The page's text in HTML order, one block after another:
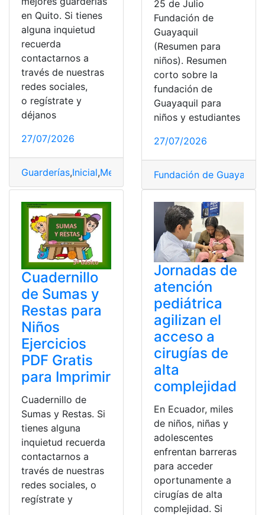
en Quito. Si tienes
alguna inquietud
recuerda
contactarnos a
través de nuestras
redes sociales,
o regístrate y
déjanos
27/07/2026
Guarderías,Inicial,Mejores Niños,Quito,Sectores
25 de Julio
Fundación de
Guayaquil
(Resumen para
niños). Resumen
corto sobre la
fundación de
Guayaquil para
niños y estudiantes
27/07/2026
Fundación de Guayaquil
Cuadernillo
de Sumas y
Restas para
Niños
Ejercicios
PDF Gratis
para Imprimir
Cuadernillo de
Sumas y Restas. Si
tienes alguna
inquietud recuerda
contactarnos a
través de nuestras
redes sociales, o
regístrate y
Jornadas de
atención
pediátrica
agilizan el
acceso a
cirugías de
alta
complejidad
En Ecuador, miles
de niños, niñas y
adolescentes
enfrentan barreras
para acceder
oportunamente a
cirugías de alta
complejidad. Si